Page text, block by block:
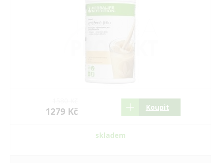
1279 Kč Koupit
skladem